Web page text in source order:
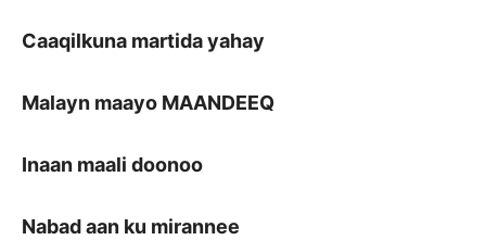
Caaqilkuna martida yahay
Malayn maayo MAANDEEQ
Inaan maali doonoo
Nabad aan ku mirannee